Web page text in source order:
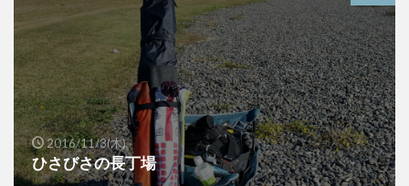
2016/11/3(木)
ひさびさの長丁場